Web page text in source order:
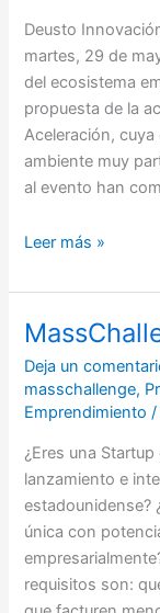
Deusto
martes, 29 de
del ecosistema
propuesta de la
Aceleración,
ambiente muy
al evento han
Leer más »
Deja un
masschallenge,
Emprendimiento
¿Eres una
lanzamiento e
estadounidense?
única con
requisitos son:
MassChallenge
–
Biscay
2017